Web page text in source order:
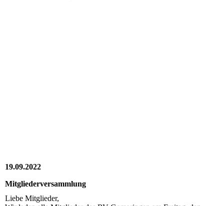
19.09.2022
Mitgliederversammlung
Liebe Mitglieder,